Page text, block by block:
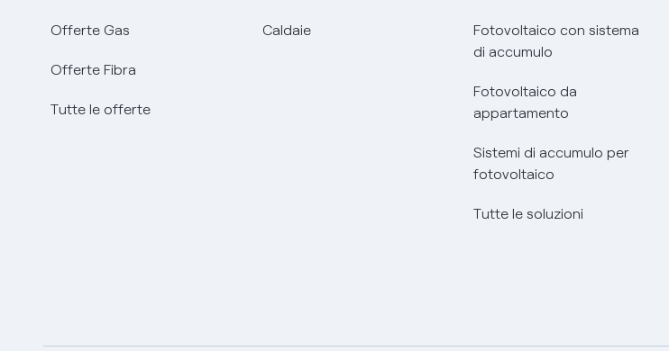
Offerte Gas
Offerte Fibra
Tutte le offerte
Caldaie
Fotovoltaico con sistema
di accumulo
Fotovoltaico da
appartamento
Sistemi di accumulo per
fotovoltaico
Tutte le soluzioni